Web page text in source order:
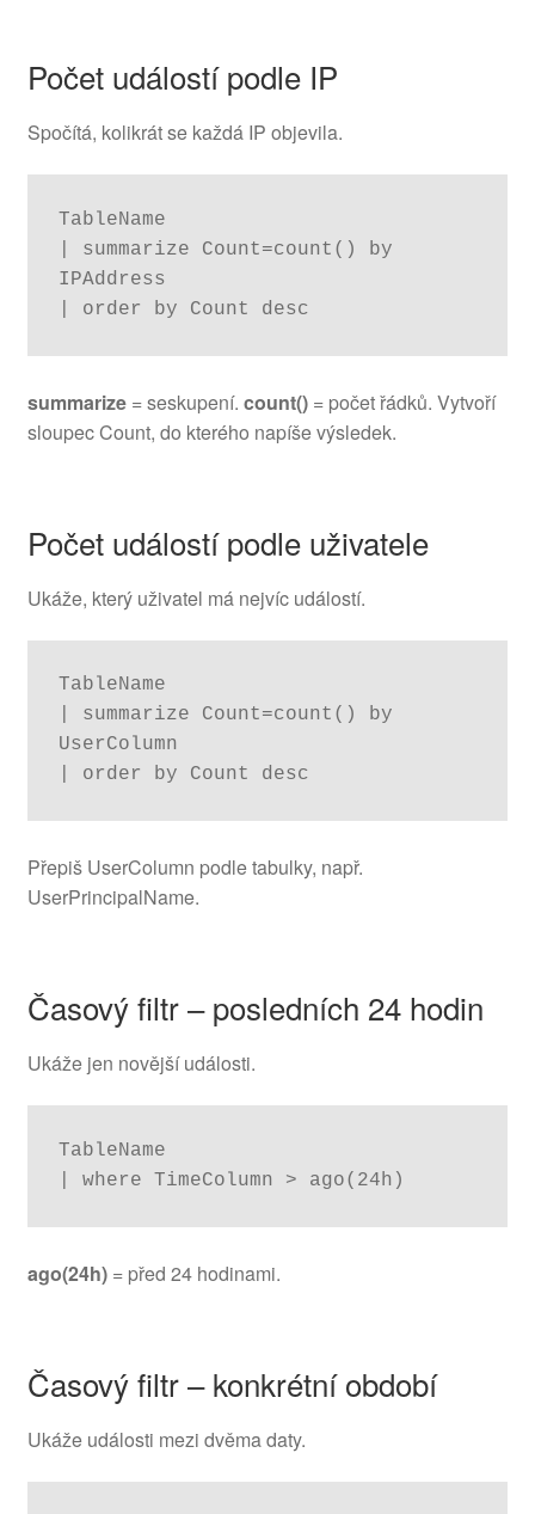
Počet událostí podle IP
Spočítá, kolikrát se každá IP objevila.
TableName
| summarize Count=count() by
IPAddress
| order by Count desc
summarize= seskupení. count()= počet řádků. Vytvoří
sloupec Count, do kterého napíše výsledek.
Počet událostí podle uživatele
Ukáže, který uživatel má nejvíc událostí.
TableName
| summarize Count=count() by
UserColumn
| order by Count desc
Přepiš UserColumn podle tabulky, např.
UserPrincipalName.
Časový filtr – posledních 24 hodin
Ukáže jen novější události.
TableName
| where TimeColumn > ago(24h)
ago(24h)= před 24 hodinami.
Časový filtr – konkrétní období
Ukáže události mezi dvěma daty.